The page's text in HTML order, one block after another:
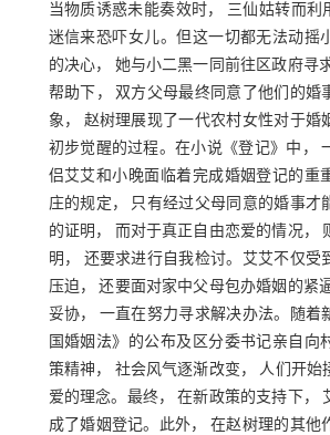
当物质诱惑未能奏效时， 三仙姑转而利
迷信来恐吓女儿。但这一切都无法动摇
的决心， 她与小二黑一同前往区政府寻
帮助下， 双方父母最终同意了他们的婚
象， 赵树理展现了一代农村女性对于婚
初步觉醒的过程。在小说《登记》中，
侣艾艾和小晚面临着完成婚姻登记的重
庄的规定， 只有经过父母同意的婚事才
的证明， 而对于真正自由恋爱的情况，
明， 还要求进行自我检讨。艾艾不仅受
压迫， 还要面对家中父母包办婚姻的紧
妥协， 一直在努力寻求解决办法。随着
国婚姻法》的公布及区分委书记亲自向
策精神， 社会风气逐渐改变， 人们开始
爱的理念。最终， 在新政策的支持下，
成了婚姻登记。此外， 在赵树理的其他